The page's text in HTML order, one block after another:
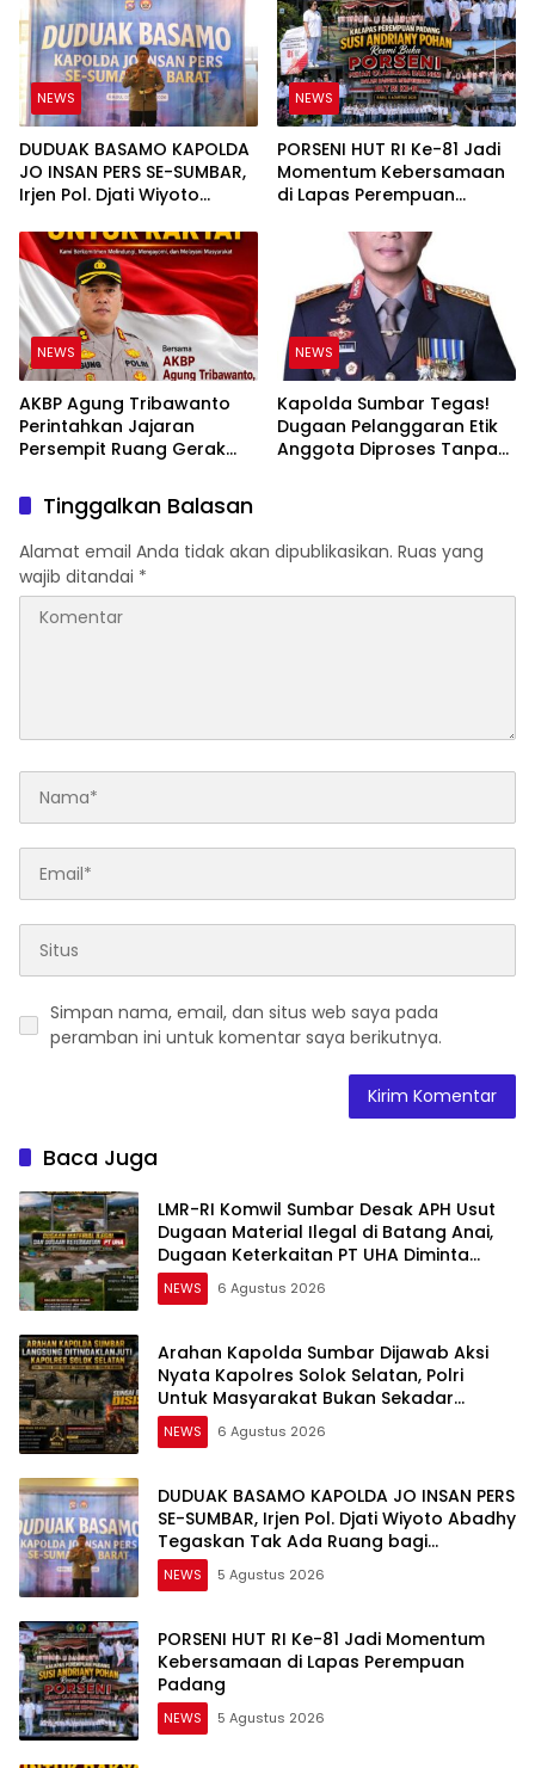
Tuntas
NEWS
DUDUAK BASAMO KAPOLDA
JO INSAN PERS SE-SUMBAR,
Irjen Pol. Djati Wiyoto
Ruang bagi Pelanggar
Hukum di Internal Polri
NEWS
PORSENI HUT RI Ke-81 Jadi
Momentum Kebersamaan
di Lapas Perempuan
NEWS
AKBP Agung Tribawanto
Perintahkan Jajaran
Persempit Ruang Gerak
Pasaman Barat
NEWS
Kapolda Sumbar Tegas!
Dugaan Pelanggaran Etik
Anggota Diproses Tanpa
Tinggalkan Balasan
Alamat email Anda tidak akan dipublikasikan. Ruas yang
wajib ditandai *
Simpan nama, email, dan situs web saya pada
peramban ini untuk komentar saya berikutnya.
Baca Juga
LMR-RI Komwil Sumbar Desak APH Usut
Dugaan Material Ilegal di Batang Anai,
Dugaan Keterkaitan PT UHA Diminta
Diselidiki Tuntas
NEWS 6 Agustus 2026
Arahan Kapolda Sumbar Dijawab Aksi
Nyata Kapolres Solok Selatan, Polri
Untuk Masyarakat Bukan Sekadar
Slogan
NEWS 6 Agustus 2026
DUDUAK BASAMO KAPOLDA JO INSAN PERS
SE-SUMBAR, Irjen Pol. Djati Wiyoto Abadhy
Tegaskan Tak Ada Ruang bagi
Pelanggar Hukum di Internal Polri
NEWS 5 Agustus 2026
PORSENI HUT RI Ke-81 Jadi Momentum
Kebersamaan di Lapas Perempuan
Padang
NEWS 5 Agustus 2026